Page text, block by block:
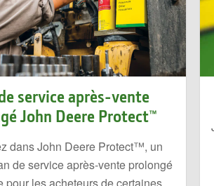
service après-vente
John Deere Protect™
dans John Deere Protect™, un
de service après-vente prolongé